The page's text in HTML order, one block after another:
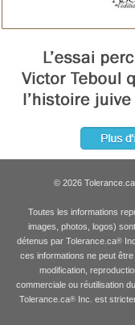
© 2026 Tolerance.ca
Toutes les informations
images, photos, logos)
détenus par Tolerance.ca®
ces informations ne peut
modification,
commerciale ou réutilisation
Tolerance.ca® Inc. est